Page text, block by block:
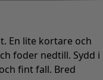
En lite kortare och
foder nedtill. Sydd i
fint fall. Bred